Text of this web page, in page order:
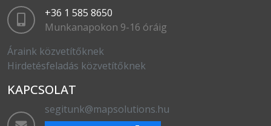
+36 1 585 8650
Munkanapokon 9-16 óráig
Áraink közvetítőknek
Hirdetésfeladás közvetítőknek
KAPCSOLAT
segitunk@mapsolutions.hu